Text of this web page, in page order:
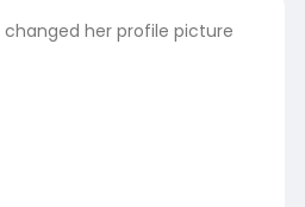
changed her profile picture